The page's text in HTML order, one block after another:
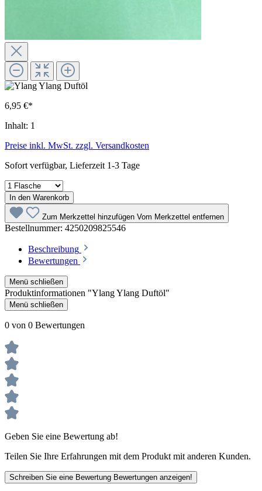
6,95 €*
Inhalt: 1
Preise inkl. MwSt. zzgl. Versandkosten
Sofort verfügbar, Lieferzeit 1-3 Tage
In den Warenkorb
Zum Merkzettel hinzufügen Vom Merkzettel entfernen
Bestellnummer: 4250209825546
Beschreibung
Bewertungen
Menü schließen
Produktinformationen "Ylang Ylang Duftöl"
Menü schließen
0 von 0 Bewertungen
Geben Sie eine Bewertung ab!
Teilen Sie Ihre Erfahrungen mit dem Produkt mit anderen Kunden.
Schreiben Sie eine Bewertung Bewertungen anzeigen!